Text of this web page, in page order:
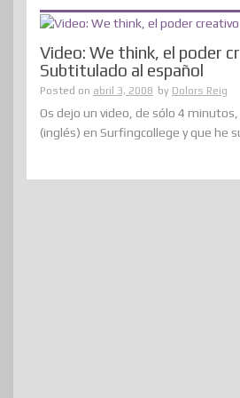
Video: We think, el poder
Subtitulado al español
Posted on abril 3, 2008 by Dolors Reig
Os dejo un video, de sólo 4
(inglés) en Surfingcollege y que he